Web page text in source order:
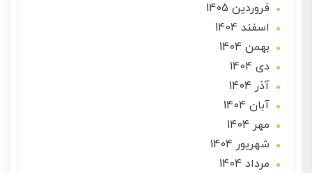
فروردین 1405
اسفند 1404
بهمن 1404
دی 1404
آذر 1404
آبان 1404
مهر 1404
شهریور 1404
مرداد 1404